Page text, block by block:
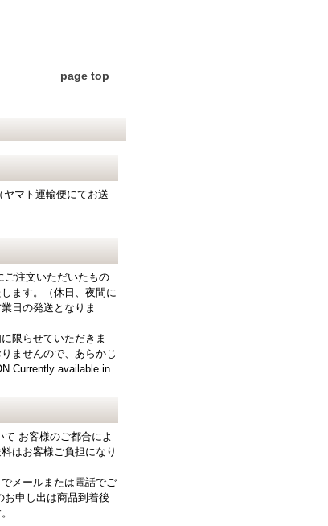
page top
マト運輸便にてお送
ご注文いただいたもの
ます。（休日、夜間に
日の発送となりま
限らせていただきま
ませんので、あらかじ
Currently available in
お客様のご都合によ
はお客様ご負担になり
メールまたは電話でご
お申し出は商品到着後